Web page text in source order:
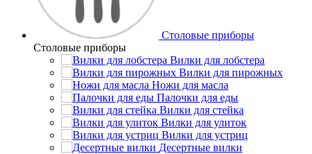
Cтоловые приборы
Cтоловые приборы
Вилки для лобстера
Вилки для пирожных
Ножи для масла
Палочки для еды
Вилки для стейка
Вилки для улиток
Вилки для устриц
Десертные вилки